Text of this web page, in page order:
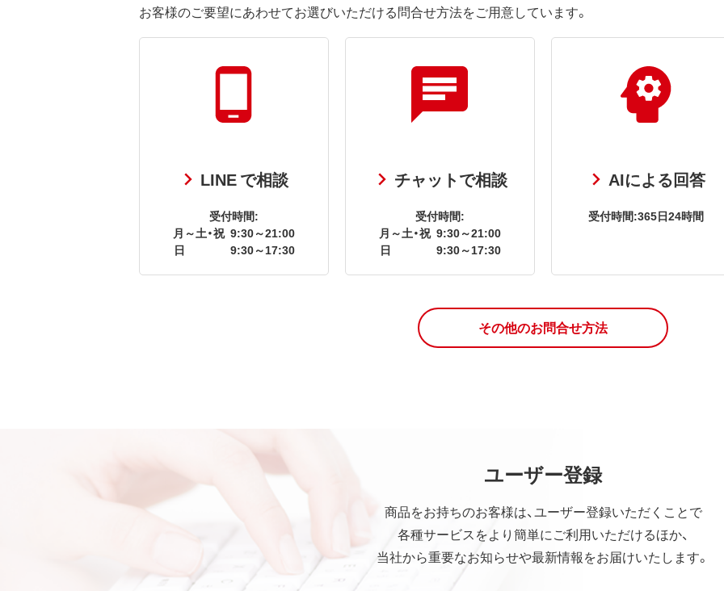
お客様のご要望にあわせてお選びいただける問合せ方法をご用意しています。
LINE で相談
受付時間:
月～土・祝 9:30～21:00
日
9:30～17:30
チャットで相談
受付時間:
月～土・祝 9:30～21:00
日
9:30～17:30
AIによる回答
受付時間:365日24時間
その他のお問合せ方法
ユーザー登録
商品をお持ちのお客様は、ユーザー登録いただくことで
各種サービスをより簡単にご利用いただけるほか、
当社から重要なお知らせや最新情報をお届けいたします。